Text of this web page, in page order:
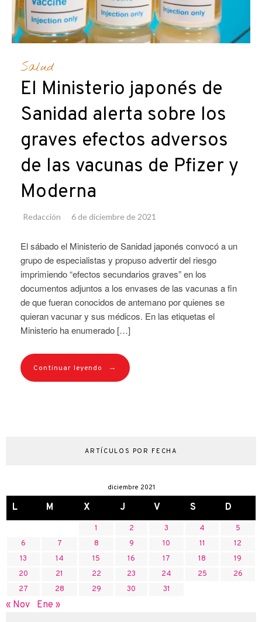
Salud
El Ministerio japonés de
Sanidad alerta sobre los
graves efectos adversos
de las vacunas de Pfizer y
Moderna
Redacción 6 de diciembre de 2021
El sábado el Ministerio de Sanidad japonés convocó a un
grupo de especialistas y propuso advertir del riesgo
imprimiendo “efectos secundarios graves” en los
documentos adjuntos a los envases de las vacunas a fin
de que fueran conocidos de antemano por quienes se
quieran vacunar y sus médicos. En las etiquetas el
Ministerio ha enumerado […]
Continuar leyendo →
ARTÍCULOS POR FECHA
diciembre 2021
L M X J V S D
1 2 3 4
5
6
7 8 9 10 11
12
13
14 15 16 17 18
19
20
21 22 23 24 25
26
27
28 29 30 31
« Nov Ene »